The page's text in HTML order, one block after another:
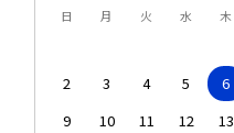
日 月 火 水 木
2
3 4 5 6
9
10 11 12 13